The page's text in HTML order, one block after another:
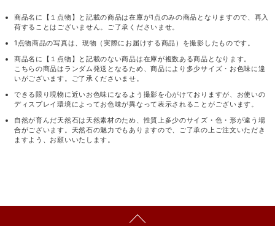
商品名に【１点物】と記載の商品は在庫が1点のみの商品となりますので、再入
荷することはございません。ご了承くださいませ。
1点物商品の写真は、現物（実際にお届けする商品）を撮影したものです。
商品名に【１点物】と記載のない商品は在庫が複数ある商品となります。
こちらの商品はランダム発送となるため、商品により多少サイズ・お色味に違
いがございます。ご了承くださいませ。
できる限り現物に近いお色味になるよう撮影を心がけておりますが、お使いの
ディスプレイ環境によってお色味が異なって表示されることがございます。
自然が育んだ天然石は天然素材のため、性質上多少のサイズ・色・形が違う場
合がございます。天然石の魅力でもありますので、ご了承の上ご注文いただき
ますよう、お願いいたします。